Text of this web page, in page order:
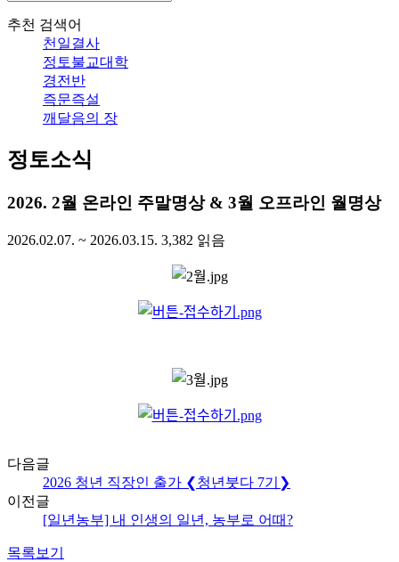
추천 검색어
천일결사
정토불교대학
경전반
즉문즉설
깨달음의 장
정토소식
2026. 2월 온라인 주말명상 & 3월 오프라인 월명상
2026.02.07. ~ 2026.03.15. 3,382 읽음
다음글
2026 청년 직장인 출가 ❮청년붓다 7기❯
이전글
[일년농부] 내 인생의 일년, 농부로 어때?
목록보기